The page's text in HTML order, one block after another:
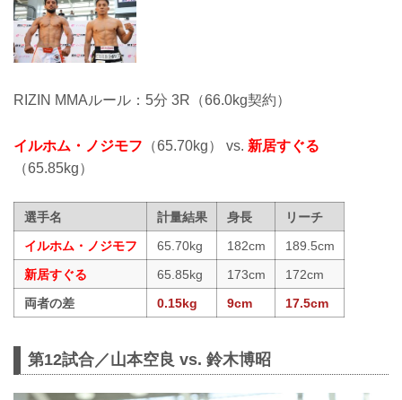
RIZIN MMAルール：5分 3R（66.0kg契約）
イルホム・ノジモフ （65.70kg） vs. 新居すぐる
（65.85kg）
選手名 計量結果 身長
リーチ
イルホム・ノジモフ
65.70kg 182cm
189.5cm
新居すぐる
65.85kg 173cm
172cm
両者の差
0.15kg 9cm 17.5cm
第12試合／山本空良 vs. 鈴木博昭